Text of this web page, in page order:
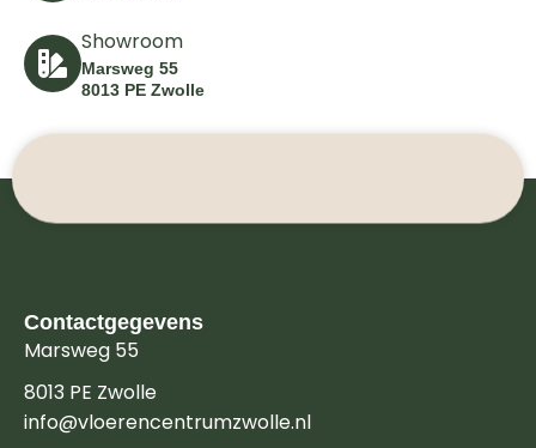
Showroom
Marsweg 55
8013 PE Zwolle
Contactgegevens
Marsweg 55
8013 PE Zwolle
info@vloerencentrumzwolle.nl